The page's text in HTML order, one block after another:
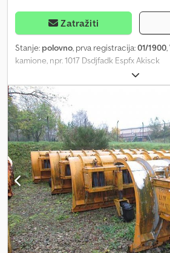
Zatražiti
Stanje: polovno, prva registracija:01/1900
kamione, npr. 1017 Dsdjfadk Espfx Akisck